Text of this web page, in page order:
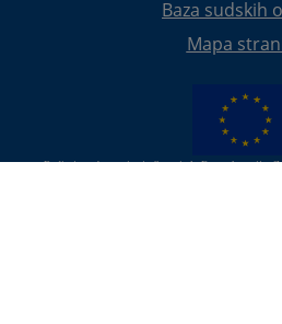
Baza sudskih
Mapa
Redizajn web stranice je finansirala Evropska unija.